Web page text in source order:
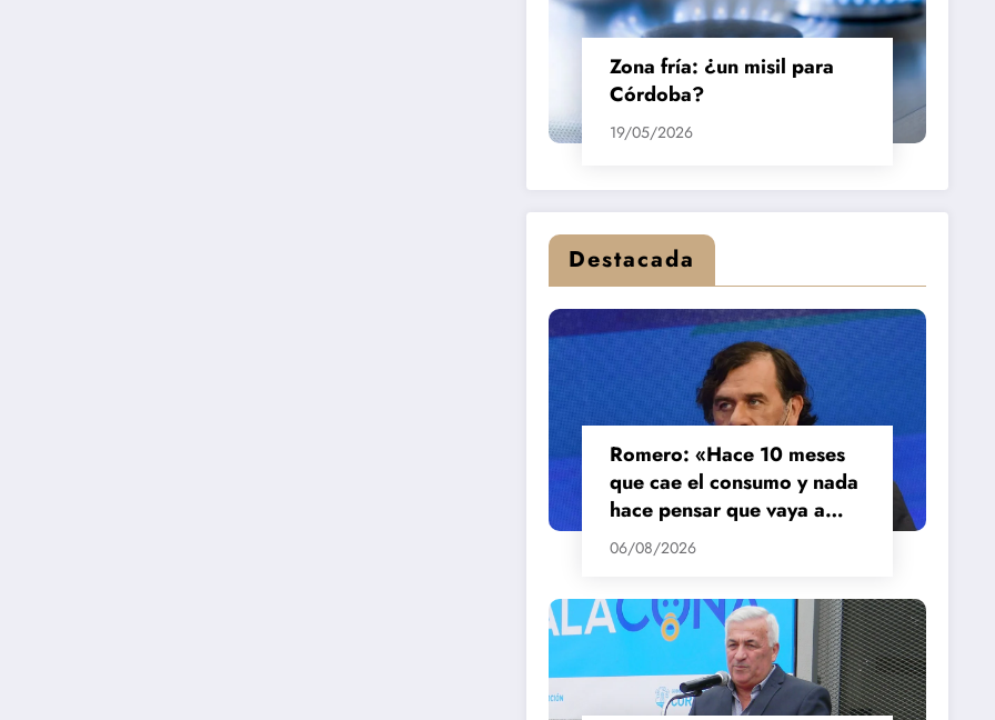
Zona fría: ¿un misil para
Córdoba?
19/05/2026
Destacada
Romero: «Hace 10 meses
que cae el consumo y nada
hace pensar que vaya a
repuntar»
06/08/2026